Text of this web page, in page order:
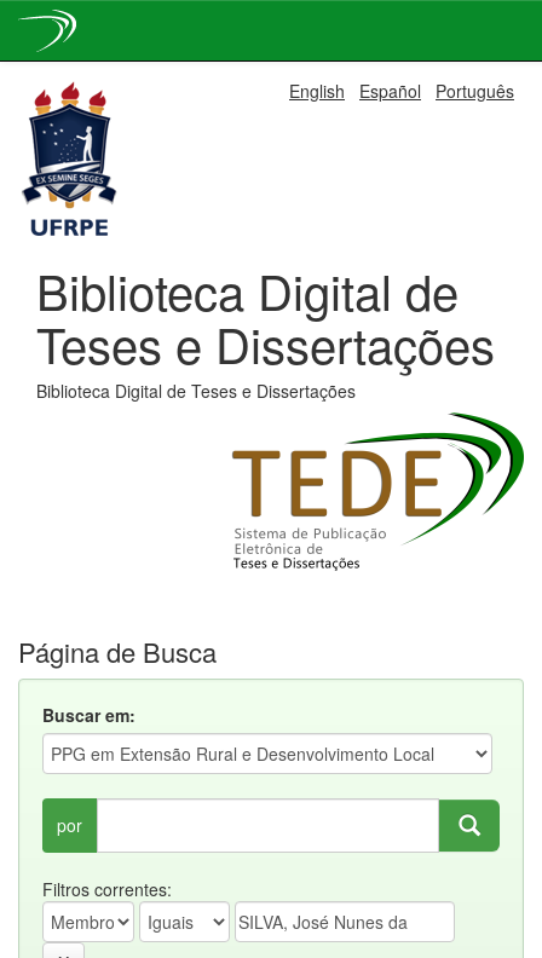
navigation
English Español Português
Biblioteca Digital de
Teses e Dissertações
Biblioteca Digital de Teses e Dissertações
Página de Busca
Buscar em:
por
Filtros correntes: